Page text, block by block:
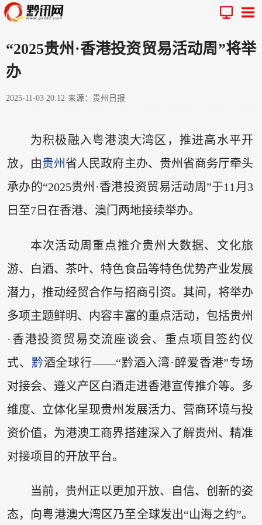
“2025贵州·香港投资贸易活动周”将举
办
2025-11-03 20:12 来源：贵州日报
为积极融入粤港澳大湾区，推进高水平开
放，由贵州 省人民政府主办、贵州省商务厅牵头
承办的“2025贵州·香港投资贸易活动周”于11月3
日至7日在香港、澳门两地接续举办。
本次活动周重点推介贵州大数据、文化旅
游、白酒、茶叶、特色食品等特色优势产业发展
潜力，推动经贸合作与招商引资。其间，将举办
多项主题鲜明、内容丰富的重点活动，包括贵州
·香港投资贸易交流座谈会、重点项目签约仪
式、 黔酒全球行——“黔酒入湾·醉爱香港”专场
对接会、遵义产区白酒走进香港宣传推介等。多
维度、立体化呈现贵州发展活力、营商环境与投
资价值，为港澳工商界搭建深入了解贵州、精准
对接项目的开放平台。
当前，贵州正以更加开放、自信、创新的姿
态，向粤港澳大湾区乃至全球发出“山海之约”。